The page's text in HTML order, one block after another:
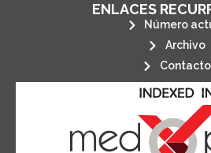
ENLACES
Número
Archivo
Contacto